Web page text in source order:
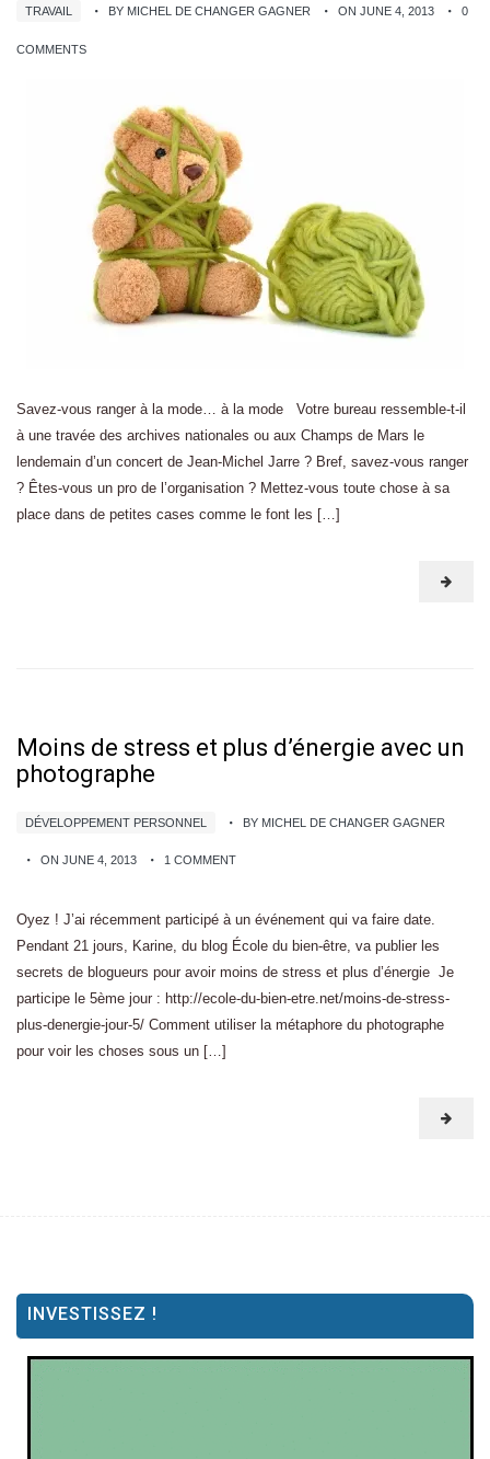
TRAVAIL BY MICHEL DE CHANGER GAGNER ON JUNE 4, 2013 0
COMMENTS
Savez-vous ranger à la mode… à la mode Votre bureau ressemble-t-il
à une travée des archives nationales ou aux Champs de Mars le
lendemain d’un concert de Jean-Michel Jarre ? Bref, savez-vous ranger
? Êtes-vous un pro de l’organisation ? Mettez-vous toute chose à sa
place dans de petites cases comme le font les […]
Moins de stress et plus d’énergie avec un
photographe
DÉVELOPPEMENT PERSONNEL BY MICHEL DE CHANGER GAGNER
ON JUNE 4, 2013 1 COMMENT
Oyez ! J’ai récemment participé à un événement qui va faire date.
Pendant 21 jours, Karine, du blog École du bien-être, va publier les
secrets de blogueurs pour avoir moins de stress et plus d’énergie Je
participe le 5ème jour : http://ecole-du-bien-etre.net/moins-de-stress-
plus-denergie-jour-5/ Comment utiliser la métaphore du photographe
pour voir les choses sous un […]
INVESTISSEZ !